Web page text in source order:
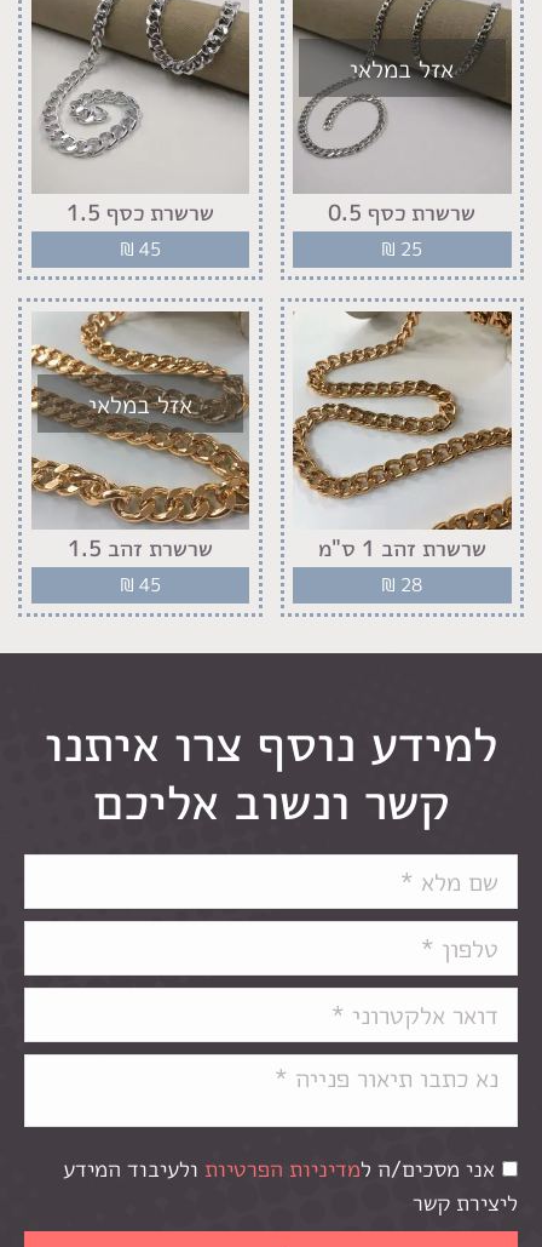
אזל במלאי
שרשרת כסף 0.5
₪ 25
שרשרת כסף 1.5
₪ 45
שרשרת זהב 1 ס"מ
₪ 28
אזל במלאי
שרשרת זהב 1.5
₪ 45
למידע נוסף צרו איתנו
קשר ונשוב אליכם
אני מסכים/ה למדיניות הפרטיות ולעיבוד המידע
ליצירת קשר